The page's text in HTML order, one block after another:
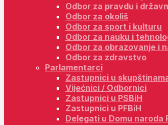
Odbor za pravdu i
Odbor za okoliš
Odbor za sport i kulturu
Odbor za nauku i
Odbor za obrazovanje i
Odbor za zdravstvo
Parlamentarci
Zastupnici u
Vijećnici / Odbornici
Zastupnici u PSBiH
Zastupnici u PFBiH
Delegati u Domu naroda